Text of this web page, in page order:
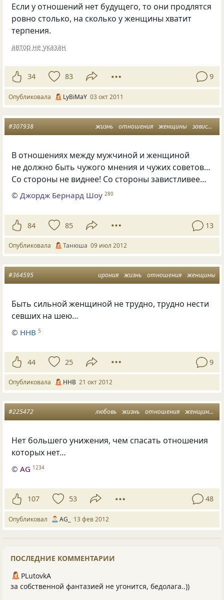
Если у отношений нет будущего, то они продлятся
ровно столько, на сколько у женщины хватит
терпения.
автор не указан
34 83 9
Опубликовала LyBiMaY 03 окт 2011
жизнь отношения женщины зависть
#307938
В отношениях между мужчиной и женщиной
не должно быть чужого мнения и чужих советов…
Со стороны не виднее! Со стороны завистливее…
©Джордж Бернард Шоу 280
84 85 13
Опубликовала Танюша 09 июл 2012
ирония жизнь отношения женщины
#364595
Быть сильной женщиной не трудно, трудно нести
севших на шею…
© ННВ 5
44 25 9
Опубликовала ННВ 21 окт 2012
любовь жизнь отношения женщины
#225472
Нет большего унижения, чем спасать отношения
которых нет…
©AG 1234
107 53 48
Опубликовал AG_ 13 фев 2012
ПОСЛЕДНИЕ КОММЕНТАРИИ
PLutоvkА
за собственной фантазией не угонится, бедолага..))